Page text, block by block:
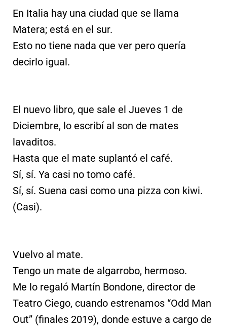
En Italia hay una ciudad que se llama
Matera; está en el sur.
Esto no tiene nada que ver pero quería
decirlo igual.
El nuevo libro, que sale el Jueves 1 de
Diciembre, lo escribí al son de mates
lavaditos.
Hasta que el mate suplantó el café.
Sí, sí. Ya casi no tomo café.
Sí, sí. Suena casi como una pizza con kiwi.
(Casi).
Vuelvo al mate.
Tengo un mate de algarrobo, hermoso.
Me lo regaló Martín Bondone, director de
Teatro Ciego, cuando estrenamos “Odd Man
Out” (finales 2019), donde estuve a cargo de